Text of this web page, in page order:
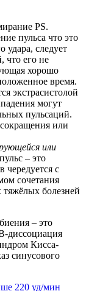
PS.
пульса что это
удара, следует
что его не
хорошо
время.
экстрасистолой
могут
пульсаций.
или
или
– это
чередуется с
сочетания
болезней
– это
диссоциация
Кисса-
синусового